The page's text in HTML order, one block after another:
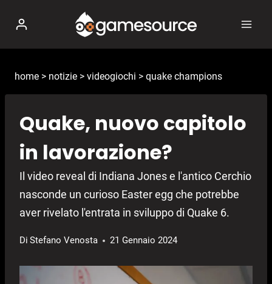
contenuto
home > notizie > videogiochi > quake champions
Quake, nuovo capitolo
in lavorazione?
Il video reveal di Indiana Jones e l'antico Cerchio
nasconde un curioso Easter egg che potrebbe
aver rivelato l'entrata in sviluppo di Quake 6.
Di Stefano Venosta 21 Gennaio 2024